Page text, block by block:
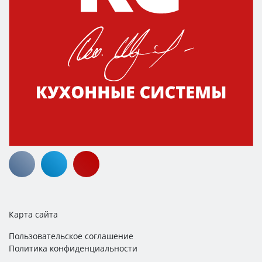
Карта сайта
Пользовательское соглашение
Политика конфиденциальности